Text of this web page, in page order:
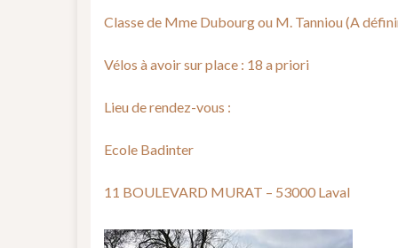
Classe de Mme Dubourg ou M. Tanniou (A
Vélos à avoir sur place : 18 a priori
Lieu de rendez-vous :
Ecole Badinter
11 BOULEVARD MURAT – 53000 Laval